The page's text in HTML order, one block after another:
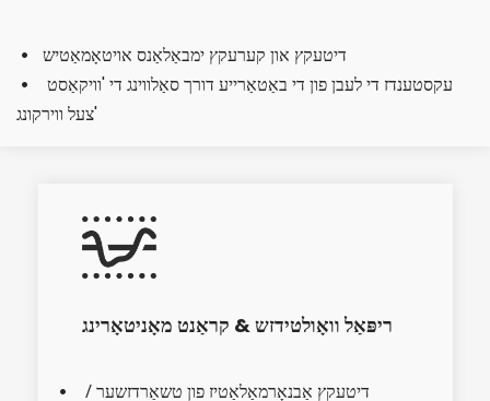
 דיטעקץ און קערעקץ ימבאַלאַנס אויטאָמאַטיש

צעל ווירקונג'
ריפּאַל וואָולטידזש & קראַנט מאָניטאָרינג
